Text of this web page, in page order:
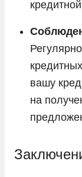
вашу
на